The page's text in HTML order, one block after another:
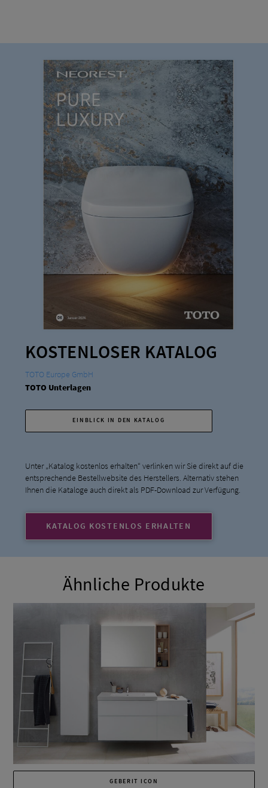
KOSTENLOSER KATALOG
TOTO Europe GmbH
TOTO Unterlagen
EINBLICK IN DEN KATALOG
Unter „Katalog kostenlos erhalten“ verlinken wir Sie direkt auf die
entsprechende Bestellwebsite des Herstellers. Alternativ stehen
Ihnen die Kataloge auch direkt als PDF-Download zur Verfügung.
KATALOG KOSTENLOS ERHALTEN
Ähnliche Produkte
GEBERIT ICON